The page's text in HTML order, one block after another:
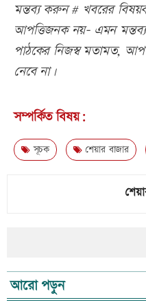
মন্তব্য করুন # খবরের
আপত্তিজনক নয়- এমন
পাঠকের নিজস্ব মতামত,
নেবে না।
সম্পর্কিত বিষয়:
সূচক শেয়ার বাজার
আরো পড়ুন